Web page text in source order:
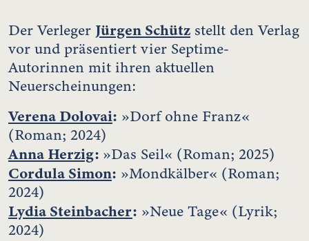
Der Verleger Jürgen Schütz stellt den Verlag
vor und präsentiert vier Septime-
Autorinnen mit ihren aktuellen
Neuerscheinungen:
Verena Dolovai: »Dorf ohne Franz«
(Roman; 2024)
Anna Herzig: »Das Seil« (Roman; 2025)
Cordula Simon: »Mondkälber« (Roman;
2024)
Lydia Steinbacher: »Neue Tage« (Lyrik;
2024)